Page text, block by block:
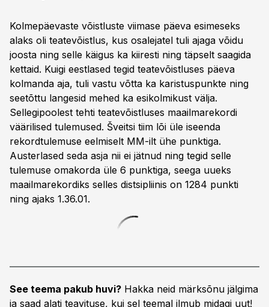
Kolmepäevaste võistluste viimase päeva esimeseks
alaks oli teatevõistlus, kus osalejatel tuli ajaga võidu
joosta ning selle käigus ka kiiresti ning täpselt saagida
kettaid. Kuigi eestlased tegid teatevõistluses päeva
kolmanda aja, tuli vastu võtta ka karistuspunkte ning
seetõttu langesid mehed ka esikolmikust välja.
Sellegipoolest tehti teatevõistluses maailmarekordi
väärilised tulemused. Šveitsi tiim lõi üle iseenda
rekordtulemuse eelmiselt MM-ilt ühe punktiga.
Austerlased seda asja nii ei jätnud ning tegid selle
tulemuse omakorda üle 6 punktiga, seega uueks
maailmarekordiks selles distsipliinis on 1284 punkti
ning ajaks 1.36.01.
See teema pakub huvi? Hakka neid märksõnu jälgima
ja saad alati teavituse, kui sel teemal ilmub midagi uut!